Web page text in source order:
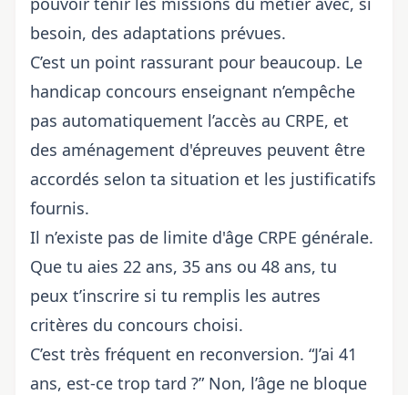
besoin, des adaptations prévues.
C’est un point rassurant pour beaucoup. Le
handicap concours enseignant n’empêche
pas automatiquement l’accès au CRPE, et
des aménagement d'épreuves peuvent être
accordés selon ta situation et les justificatifs
fournis.
Il n’existe pas de limite d'âge CRPE générale.
Que tu aies 22 ans, 35 ans ou 48 ans, tu
peux t’inscrire si tu remplis les autres
critères du concours choisi.
C’est très fréquent en reconversion. “J’ai 41
ans, est-ce trop tard ?” Non, l’âge ne bloque